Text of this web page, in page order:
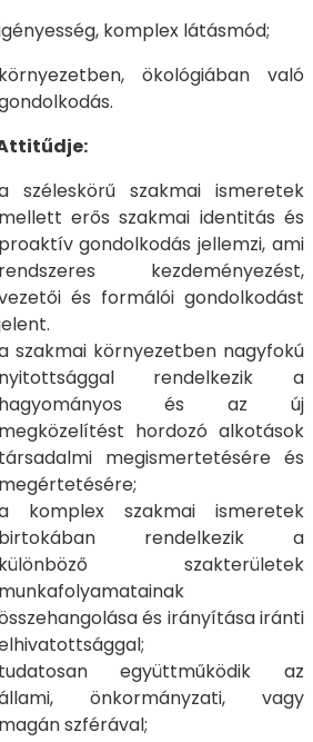
komplex látásmód;
környezetben, ökológiában való
széleskörű szakmai ismeretek
mellett erős szakmai identitás és
proaktív gondolkodás jellemzi, ami
rendszeres kezdeményezést,
és formálói gondolkodást
szakmai környezetben nagyfokú
nyitottsággal rendelkezik a
hagyományos és az új
megközelítést hordozó alkotások
társadalmi megismertetésére és
megértetésére;
komplex szakmai ismeretek
birtokában rendelkezik a
különböző szakterületek
munkafolyamatainak
és irányítása iránti
tudatosan együttműködik az
önkormányzati, vagy
magán szférával;